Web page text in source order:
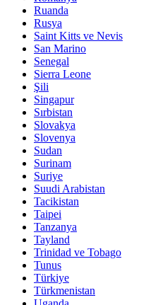
Ruanda
Rusya
Saint Kitts ve Nevis
San Marino
Senegal
Sierra Leone
Şili
Singapur
Sırbistan
Slovakya
Slovenya
Sudan
Surinam
Suriye
Suudi Arabistan
Tacikistan
Taipei
Tanzanya
Tayland
Trinidad ve Tobago
Tunus
Türkiye
Türkmenistan